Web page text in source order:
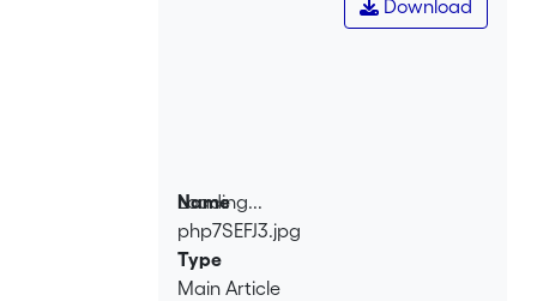
Loading...
Loading...
Download
Name
php7SEFJ3.jpg
Type
Main Article